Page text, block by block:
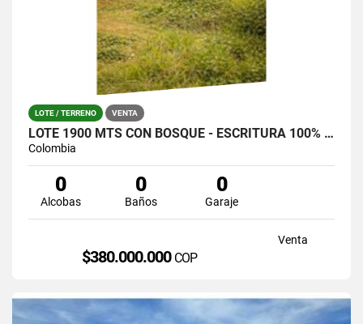
LOTE / TERRENO VENTA
LOTE 1900 MTS CON BOSQUE - ESCRITURA 100% SANTA ELENA (LA CATALANA)
Colombia
0
Alcobas
0
Baños
0
Garaje
Venta
$380.000.000 COP